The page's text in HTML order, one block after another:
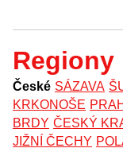
Regiony
České SÁZAVA
KRKONOŠE
BRDY ČESKÝ
JIŽNÍ ČECHY